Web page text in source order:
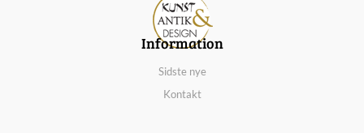
Information
Sidste nye
Kontakt